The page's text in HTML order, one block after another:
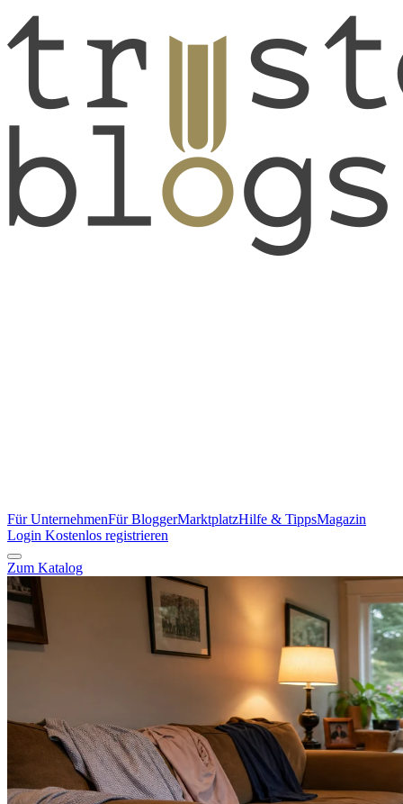
Für UnternehmenFür BloggerMarktplatzHilfe & TippsMagazin
Login Kostenlos registrieren
Zum Katalog